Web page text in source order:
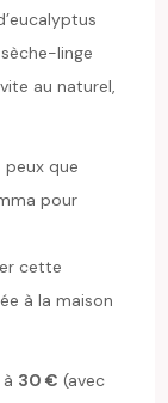
linge
au naturel,
peux que
pour
cette
à la maison
30 € (avec